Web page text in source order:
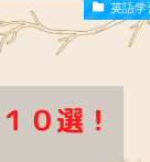
英語学